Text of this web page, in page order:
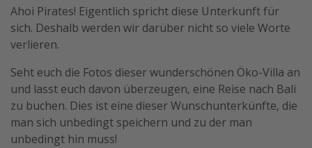
Ahoi Pirates! Eigentlich spricht diese Unterkunft für
sich. Deshalb werden wir darüber nicht so viele Worte
verlieren.
Seht euch die Fotos dieser wunderschönen Öko-Villa an
und lasst euch davon überzeugen, eine Reise nach Bali
zu buchen. Dies ist eine dieser Wunschunterkünfte, die
man sich unbedingt speichern und zu der man
unbedingt hin muss!